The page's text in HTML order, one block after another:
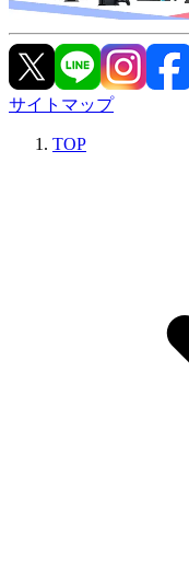
サイトマップ
TOP